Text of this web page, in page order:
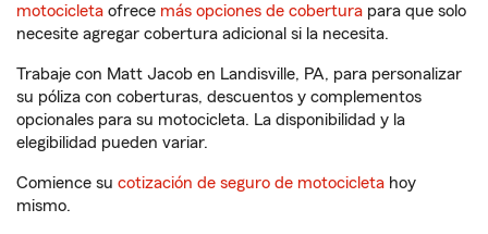
motocicleta ofrece más opciones de cobertura para que solo
necesite agregar cobertura adicional si la necesita.
Trabaje con Matt Jacob en Landisville, PA, para personalizar
su póliza con coberturas, descuentos y complementos
opcionales para su motocicleta. La disponibilidad y la
elegibilidad pueden variar.
Comience su cotización de seguro de motocicleta hoy
mismo.